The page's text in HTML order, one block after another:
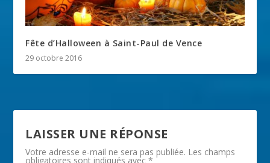
Fête d’Halloween à Saint-Paul de Vence
29 octobre 2016
LAISSER UNE RÉPONSE
Votre adresse e-mail ne sera pas publiée. Les champs
obligatoires sont indiqués avec*